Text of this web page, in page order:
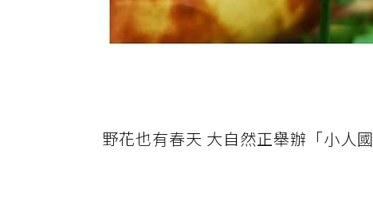
野花也有春天 大自然正舉辦「小人